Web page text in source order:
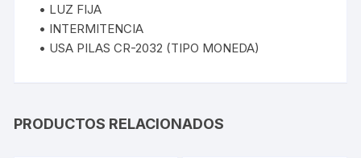
• LUZ FIJA
• INTERMITENCIA
• USA PILAS CR-2032 (TIPO MONEDA)
PRODUCTOS RELACIONADOS